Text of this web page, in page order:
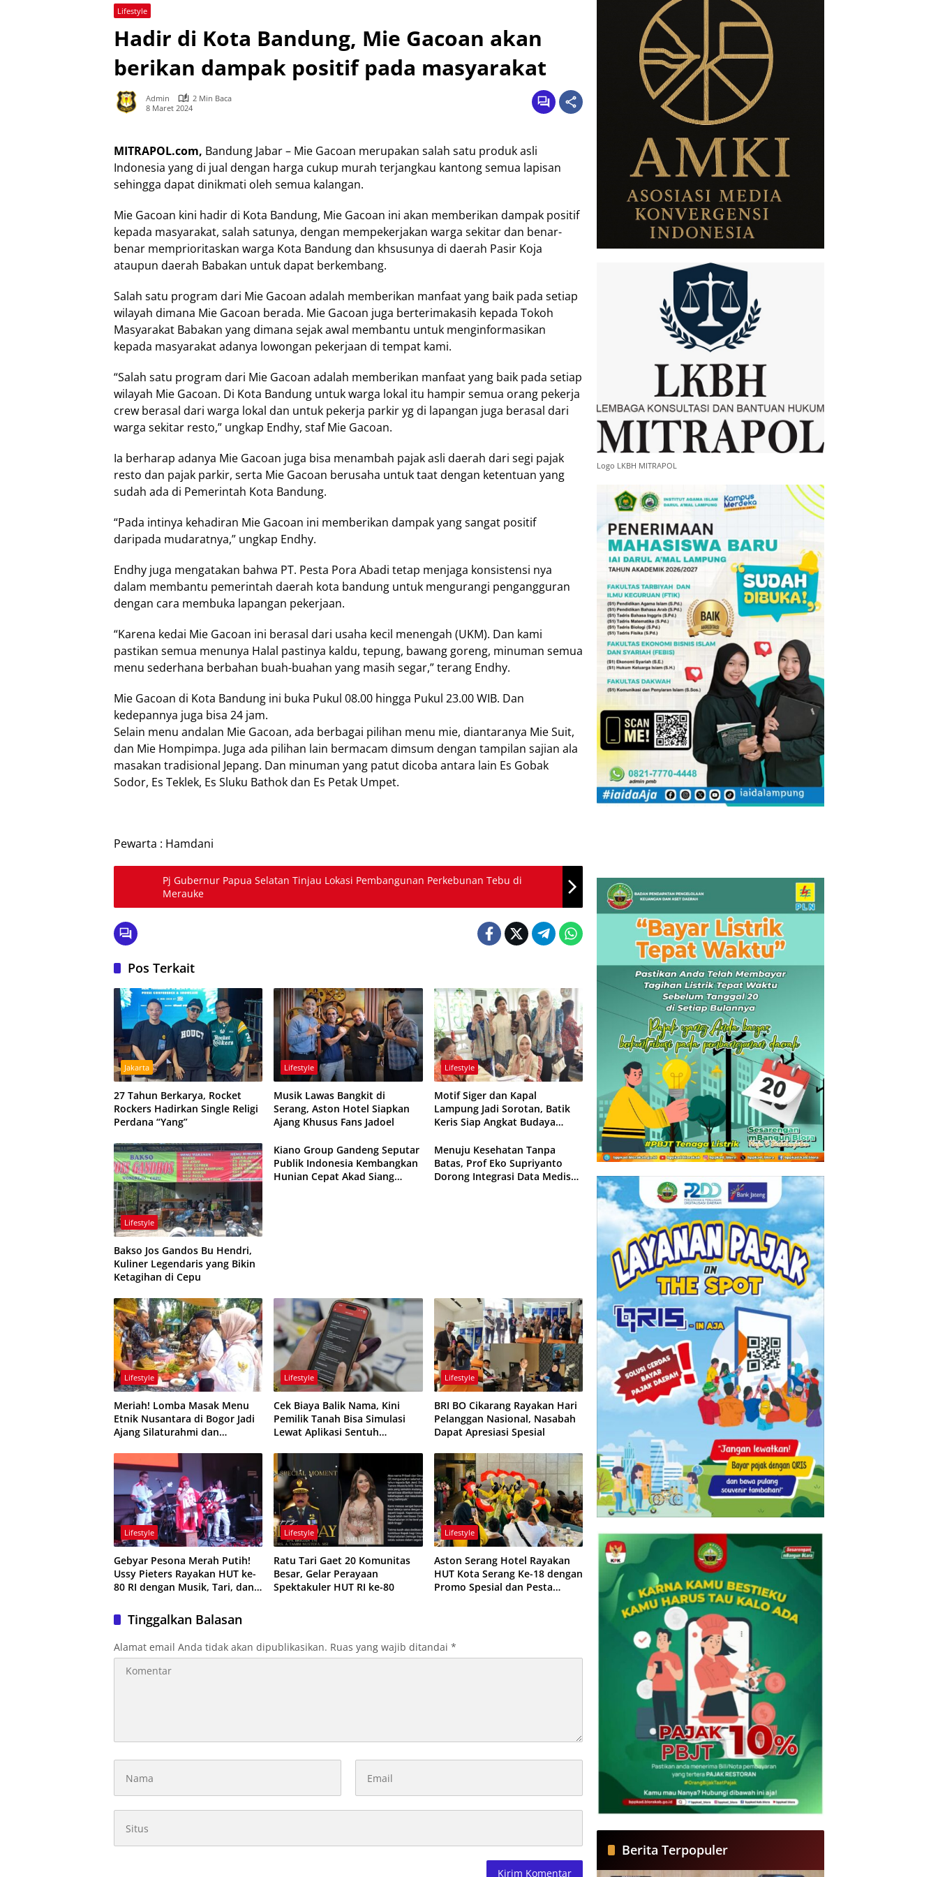
Lifestyle
Hadir di Kota Bandung, Mie Gacoan akan
berikan dampak positif pada masyarakat
Admin
2 Min Baca
8 Maret 2024
MITRAPOL.com, Bandung Jabar – Mie Gacoan merupakan salah satu produk asli
Indonesia yang di jual dengan harga cukup murah terjangkau kantong semua lapisan
sehingga dapat dinikmati oleh semua kalangan.
Mie Gacoan kini hadir di Kota Bandung, Mie Gacoan ini akan memberikan dampak positif
kepada masyarakat, salah satunya, dengan mempekerjakan warga sekitar dan benar-
benar memprioritaskan warga Kota Bandung dan khsusunya di daerah Pasir Koja
ataupun daerah Babakan untuk dapat berkembang.
Salah satu program dari Mie Gacoan adalah memberikan manfaat yang baik pada setiap
wilayah dimana Mie Gacoan berada. Mie Gacoan juga berterimakasih kepada Tokoh
Masyarakat Babakan yang dimana sejak awal membantu untuk menginformasikan
kepada masyarakat adanya lowongan pekerjaan di tempat kami.
“Salah satu program dari Mie Gacoan adalah memberikan manfaat yang baik pada setiap
wilayah Mie Gacoan. Di Kota Bandung untuk warga lokal itu hampir semua orang pekerja
crew berasal dari warga lokal dan untuk pekerja parkir yg di lapangan juga berasal dari
warga sekitar resto,” ungkap Endhy, staf Mie Gacoan.
Ia berharap adanya Mie Gacoan juga bisa menambah pajak asli daerah dari segi pajak
resto dan pajak parkir, serta Mie Gacoan berusaha untuk taat dengan ketentuan yang
sudah ada di Pemerintah Kota Bandung.
“Pada intinya kehadiran Mie Gacoan ini memberikan dampak yang sangat positif
daripada mudaratnya,” ungkap Endhy.
Endhy juga mengatakan bahwa PT. Pesta Pora Abadi tetap menjaga konsistensi nya
dalam membantu pemerintah daerah kota bandung untuk mengurangi pengangguran
dengan cara membuka lapangan pekerjaan.
“Karena kedai Mie Gacoan ini berasal dari usaha kecil menengah (UKM). Dan kami
pastikan semua menunya Halal pastinya kaldu, tepung, bawang goreng, minuman semua
menu sederhana berbahan buah-buahan yang masih segar,” terang Endhy.
Mie Gacoan di Kota Bandung ini buka Pukul 08.00 hingga Pukul 23.00 WIB. Dan
kedepannya juga bisa 24 jam.
Selain menu andalan Mie Gacoan, ada berbagai pilihan menu mie, diantaranya Mie Suit,
dan Mie Hompimpa. Juga ada pilihan lain bermacam dimsum dengan tampilan sajian ala
masakan tradisional Jepang. Dan minuman yang patut dicoba antara lain Es Gobak
Sodor, Es Teklek, Es Sluku Bathok dan Es Petak Umpet.
Pewarta : Hamdani
Pj Gubernur Papua Selatan Tinjau Lokasi Pembangunan Perkebunan Tebu di
Merauke
Pos Terkait
Jakarta
27 Tahun Berkarya, Rocket
Rockers Hadirkan Single Religi
Perdana “Yang”
Lifestyle
Musik Lawas Bangkit di
Serang, Aston Hotel Siapkan
Ajang Khusus Fans Jadoel
Lifestyle
Motif Siger dan Kapal
Lampung Jadi Sorotan, Batik
Keris Siap Angkat Budaya
Lifestyle
Bakso Jos Gandos Bu Hendri,
Kuliner Legendaris yang Bikin
Ketagihan di Cepu
Kiano Group Gandeng Seputar
Publik Indonesia Kembangkan
Hunian Cepat Akad Siang
Menuju Kesehatan Tanpa
Batas, Prof Eko Supriyanto
Dorong Integrasi Data Medis
Lifestyle
Meriah! Lomba Masak Menu
Etnik Nusantara di Bogor Jadi
Ajang Silaturahmi dan
Lifestyle
Cek Biaya Balik Nama, Kini
Pemilik Tanah Bisa Simulasi
Lewat Aplikasi Sentuh
Lifestyle
BRI BO Cikarang Rayakan Hari
Pelanggan Nasional, Nasabah
Dapat Apresiasi Spesial
Lifestyle
Gebyar Pesona Merah Putih!
Ussy Pieters Rayakan HUT ke-
80 RI dengan Musik, Tari, dan
Lifestyle
Ratu Tari Gaet 20 Komunitas
Besar, Gelar Perayaan
Spektakuler HUT RI ke-80
Lifestyle
Aston Serang Hotel Rayakan
HUT Kota Serang Ke-18 dengan
Promo Spesial dan Pesta
Tinggalkan Balasan
Alamat email Anda tidak akan dipublikasikan. Ruas yang wajib ditandai *
Logo LKBH MITRAPOL
Berita Terpopuler